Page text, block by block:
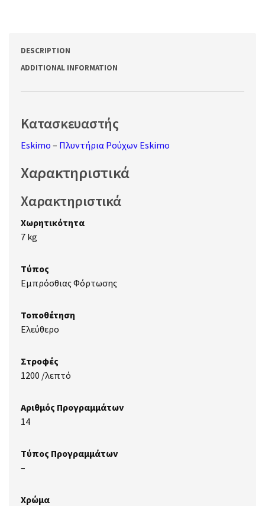
DESCRIPTION
ADDITIONAL INFORMATION
Κατασκευαστής
Eskimo – Πλυντήρια Ρούχων Eskimo
Χαρακτηριστικά
Χαρακτηριστικά
Χωρητικότητα
7 kg
Τύπος
Εμπρόσθιας Φόρτωσης
Τοποθέτηση
Ελεύθερο
Στροφές
1200 /λεπτό
Αριθμός Προγραμμάτων
14
Τύπος Προγραμμάτων
–
Χρώμα